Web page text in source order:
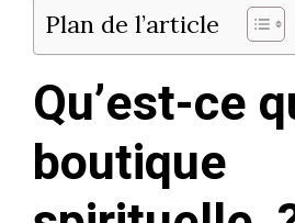
Plan de l’article
Qu’est-ce
boutique